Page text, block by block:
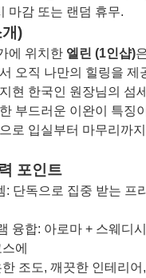
마감 또는 랜덤 휴무.
)
에 위치한 엘린 (1인샵)
오직 나만의 힐링을 제
현 한국인 원장님의 섬
부드러운 이완이 특징
로 입실부터 마무리까
포인트
: 단독으로 집중 받는 프
융합: 아로마 + 스웨디
에
조도, 깨끗한 인테리어